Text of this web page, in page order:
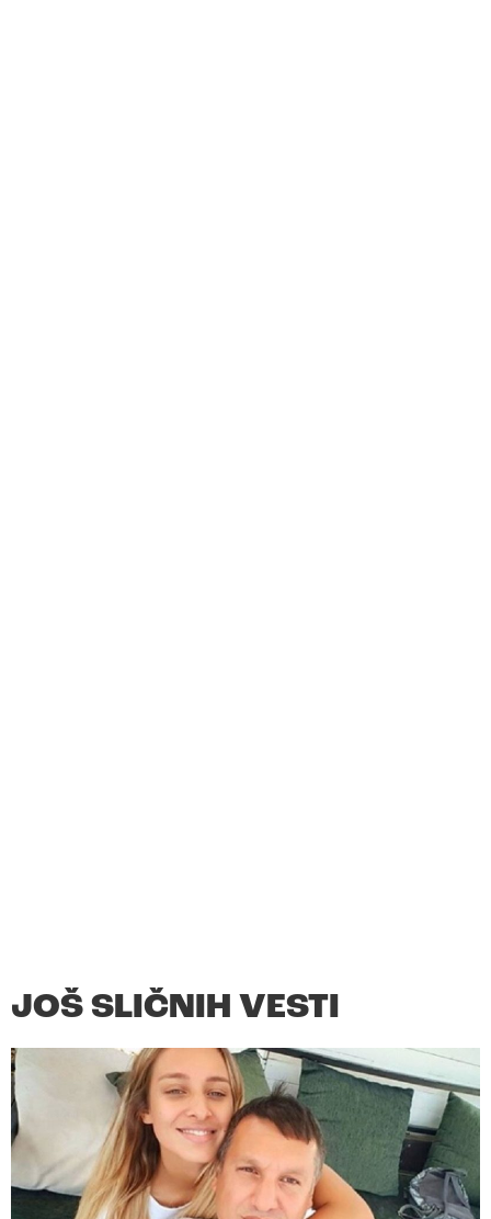
JOŠ SLIČNIH VESTI